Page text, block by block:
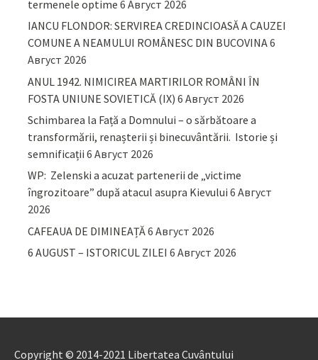
termenele optime 6 Август 2026
IANCU FLONDOR: SERVIREA CREDINCIOASĂ A CAUZEI
COMUNE A NEAMULUI ROMÂNESC DIN BUCOVINA6
Август 2026
ANUL 1942. NIMICIREA MARTIRILOR ROMÂNI ÎN
FOSTA UNIUNE SOVIETICĂ (IX) 6 Август 2026
Schimbarea la Față a Domnului – o sărbătoare a
transformării, renașterii și binecuvântării. Istorie și
semnificații 6 Август 2026
WP: Zelenski a acuzat partenerii de „victime
îngrozitoare” după atacul asupra Kievului 6 Август
2026
CAFEAUA DE DIMINEAȚĂ6 Август 2026
6 AUGUST – ISTORICUL ZILEI 6 Август 2026
Copyright © 2014-2021 Libertatea Cuvântului